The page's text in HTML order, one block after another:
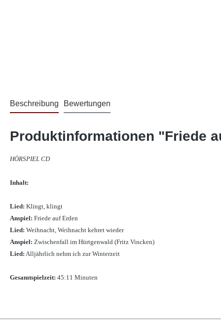
Beschreibung Bewertungen
Produktinformationen "Friede
HÖRSPIEL CD
Inhalt:
Lied: Klingt, klingt
Anspiel: Friede auf Erden
Lied: Weihnacht, Weihnacht kehret wieder
Anspiel: Zwischenfall im Hürtgenwald (Fritz Vincken)
Lied: Alljährlich nehm ich zur Winterzeit
Gesamtspielzeit: 45:11 Minuten